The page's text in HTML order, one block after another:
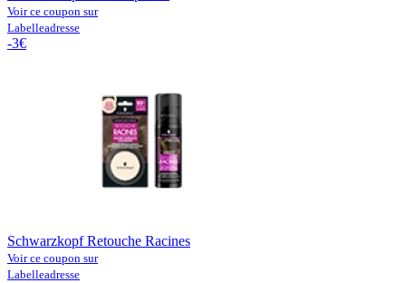
Voir ce coupon sur
Labelleadresse
-3€
Schwarzkopf Retouche Racines
Voir ce coupon sur
Labelleadresse